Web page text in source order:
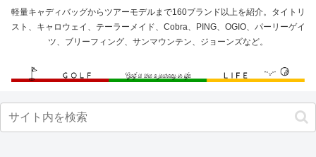
軽量キャディバッグからツアーモデルまで160ブランド以上を紹介。タイトリ
スト、キャロウェイ、テーラーメイド、Cobra、PING、OGIO、パーリーゲイ
ツ、ブリーフィング、サンマウンテン、ジョーンズなど。